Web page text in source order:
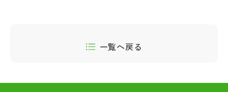
一覧へ戻る